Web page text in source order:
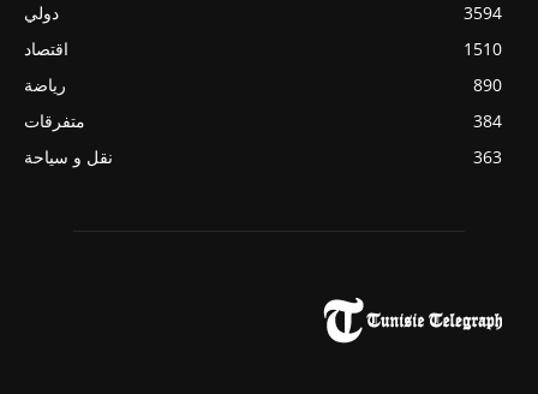
دولي
3594
اقتصاد
1510
رياضة
890
متفرقات
384
نقل و سياحة
363